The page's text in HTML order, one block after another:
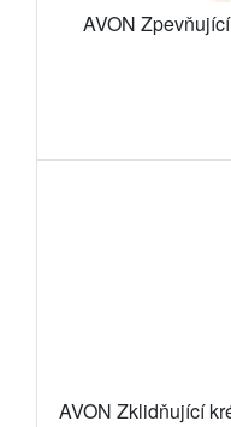
AVON
AVON Zklidňující